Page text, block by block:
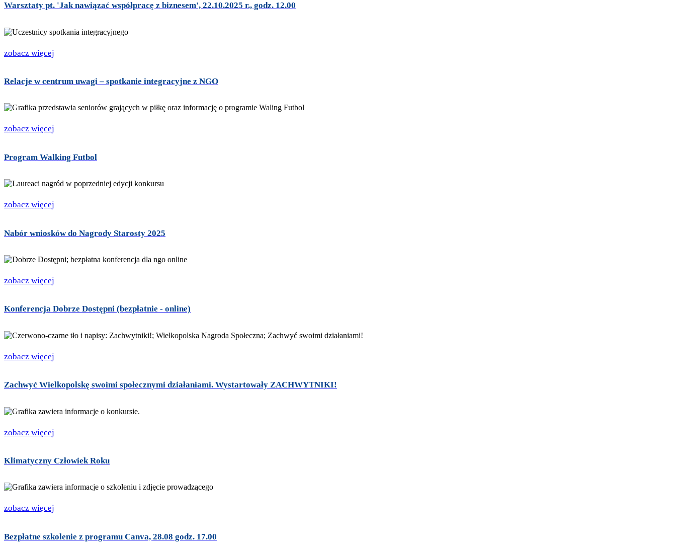
Warsztaty pt. 'Jak nawiązać współpracę z biznesem', 22.10.2025 r., godz. 12.00
zobacz więcej
Relacje w centrum uwagi – spotkanie integracyjne z NGO
zobacz więcej
Program Walking Futbol
zobacz więcej
Nabór wniosków do Nagrody Starosty 2025
zobacz więcej
Konferencja Dobrze Dostępni (bezpłatnie - online)
zobacz więcej
Zachwyć Wielkopolskę swoimi społecznymi działaniami. Wystartowały ZACHWYTNIKI!
zobacz więcej
Klimatyczny Człowiek Roku
zobacz więcej
Bezpłatne szkolenie z programu Canva, 28.08 godz. 17.00